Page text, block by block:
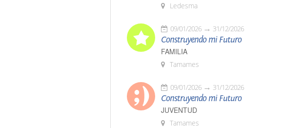
Ledesma
09/01/2026 31/12/2026
Construyendo mi Futuro
FAMILIA
Tamames
09/01/2026 31/12/2026
Construyendo mi Futuro
JUVENTUD
Tamames